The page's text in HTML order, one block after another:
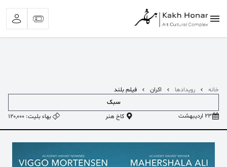
#کلاغ خونی #تئاتر اجتماعی #تئاتر شهر
خانه رویدادها اکران
فیلم بلند
سبک
23 اردیبهشت
کاخ هنر بهاء بلیت: 120,000